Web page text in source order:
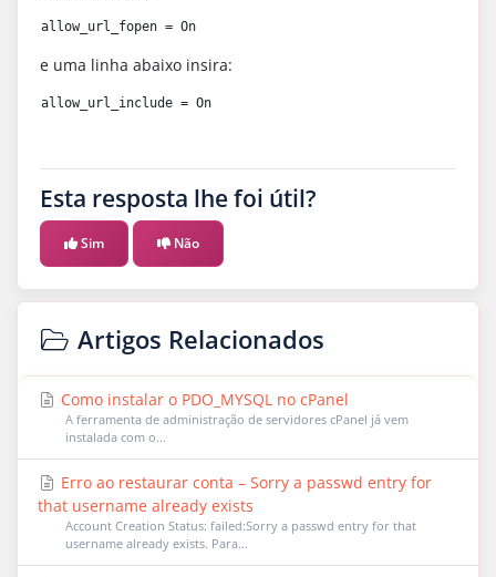
allow_url_fopen = On
e uma linha abaixo insira:
allow_url_include = On
Esta resposta lhe foi útil?
Sim Não
Artigos Relacionados
Como instalar o PDO_MYSQL no cPanel
A ferramenta de administração de servidores cPanel já vem
instalada com o...
Erro ao restaurar conta – Sorry a passwd entry for
that username already exists
Account Creation Status: failed:Sorry a passwd entry for that
username already exists. Para...